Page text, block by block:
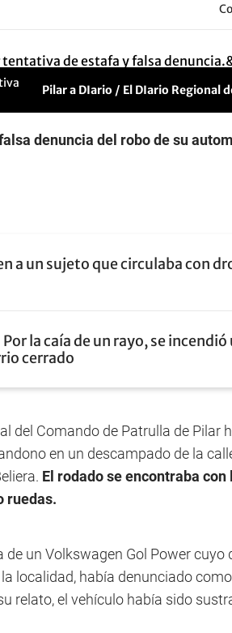
Pilar a DIario / El DIario Regional
denuncia del robo de su
a un sujeto que circulaba con
Por la caía de un rayo, se incendió
cerrado
del Comando de Patrulla de Pilar
en un descampado de la
El rodado se encontraba con
ruedas.
un Volkswagen Gol Power cuyo
localidad, había denunciado como
relato, el vehículo había sido